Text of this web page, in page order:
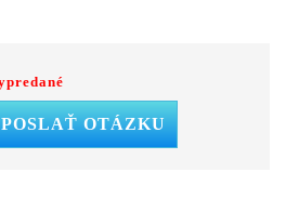
POSLAŤ OTÁZKU